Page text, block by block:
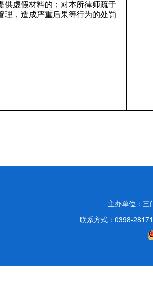
供虚假材料的；对本所律师疏于
理，造成严重后果等行为的处罚
主办单位：
联系方式：0398-